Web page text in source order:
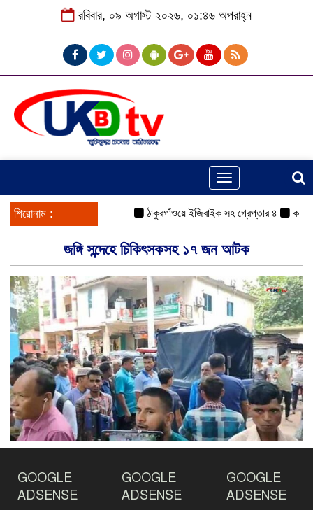
রবিবার, ০৯ অগাস্ট ২০২৬, ০১:৪৬ অপরাহ্ন
Toggle
navigation
শিরোনাম : ঠাকুরগাঁওয়ে ইজিবাইক সহ গ্রেপ্তার ৪
জঙ্গি সন্দেহে চিকিৎসকসহ ১৭ জন আটক
GOOGLE
ADSENSE
GOOGLE
ADSENSE
GOOGLE
ADSENSE